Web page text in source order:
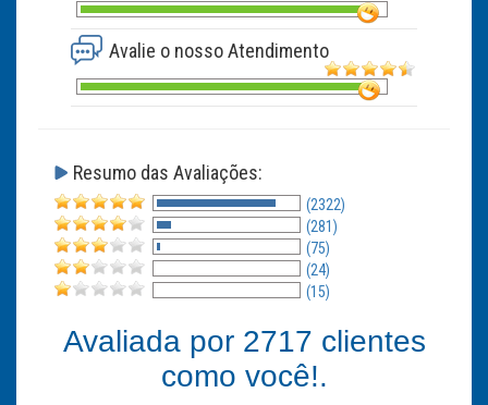
Avalie o nosso Atendimento
Resumo das Avaliações:
(2322)
(281)
(75)
(24)
(15)
Avaliada por 2717 clientes
como você!.